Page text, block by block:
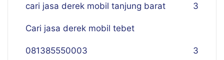
cari jasa derek mobil tanjung barat 3
Cari jasa derek mobil tebet
081385550003 3